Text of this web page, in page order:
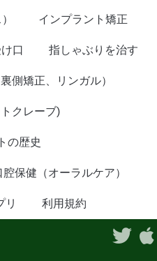
インプラント矯正
口 指しゃぶりを治す
側矯正、リンガル）
クレーブ)
の歴史
保健（オーラルケア）
リ
利用規約